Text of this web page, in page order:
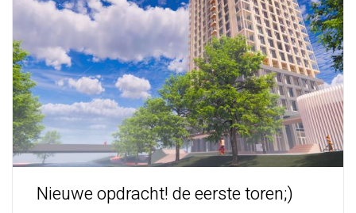
Nieuwe opdracht! de eerste toren;)